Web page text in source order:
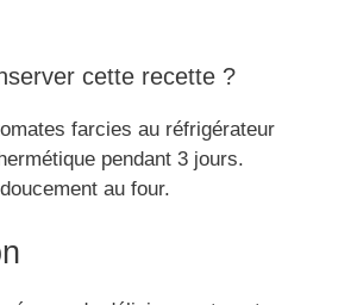
cette recette ?
farcies au réfrigérateur
pendant 3 jours.
au four.